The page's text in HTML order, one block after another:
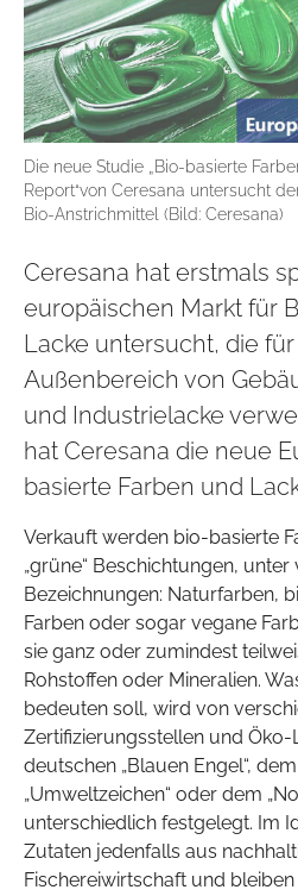
Die neue Studie „Bio-basierte
Report“von Ceresana untersucht
Bio-Anstrichmittel (Bild: Ceresana)
Ceresana hat erstmals
europäischen Markt für
Lacke untersucht, die
Außenbereich von
und Industrielacke
hat Ceresana die neue
basierte Farben und
Verkauft werden bio-basierte
„grüne“ Beschichtungen,
Bezeichnungen: Naturfarben,
Farben oder sogar vegane
sie ganz oder zumindest
Rohstoffen oder Mineralien.
bedeuten soll, wird von
Zertifizierungsstellen und
deutschen „Blauen Engel“,
„Umweltzeichen“ oder dem
unterschiedlich festgelegt. Im
Zutaten jedenfalls aus
Fischereiwirtschaft und